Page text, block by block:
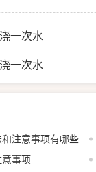
一次水
一次水
注意事项有哪些
事项